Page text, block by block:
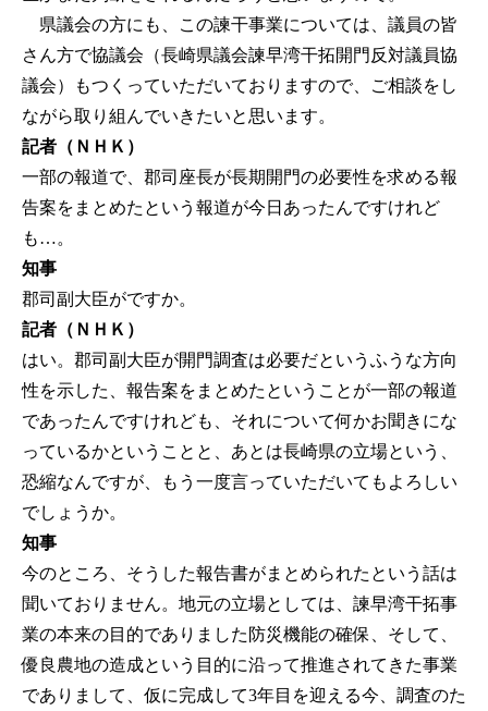
県議会の方にも、この諫干事業については、議員の皆
さん方で協議会（長崎県議会諫早湾干拓開門反対議員協
議会）もつくっていただいておりますので、ご相談をし
ながら取り組んでいきたいと思います。
記者（ＮＨＫ）
一部の報道で、郡司座長が長期開門の必要性を求める報
告案をまとめたという報道が今日あったんですけれど
も…。
知事
郡司副大臣がですか。
記者（ＮＨＫ）
はい。郡司副大臣が開門調査は必要だというふうな方向
性を示した、報告案をまとめたということが一部の報道
であったんですけれども、それについて何かお聞きにな
っているかということと、あとは長崎県の立場という、
恐縮なんですが、もう一度言っていただいてもよろしい
でしょうか。
知事
今のところ、そうした報告書がまとめられたという話は
聞いておりません。地元の立場としては、諫早湾干拓事
業の本来の目的でありました防災機能の確保、そして、
優良農地の造成という目的に沿って推進されてきた事業
でありまして、仮に完成して3年目を迎える今、調査のた